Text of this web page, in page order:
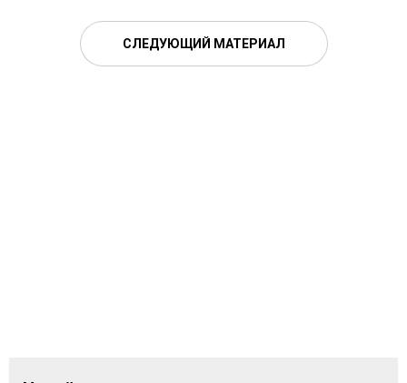
СЛЕДУЮЩИЙ МАТЕРИАЛ